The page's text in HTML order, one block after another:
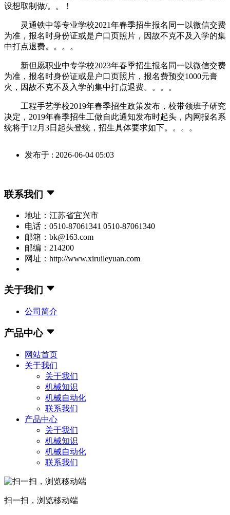
设想取制做/。。！
灵通铁中等专业学校2021年春季招生报名同一以微信交费
为准，报名时身份证或是户口页照片，因故不克不及入学的集
中打点退费。。。。
新但愿职业中专学校2023年春季招生报名同一以微信交费
为准，报名时身份证或是户口页照片，报名费预交1000元膏
火，因故不克不及入学的集中打点退费。。。。
工程手艺学校2019年春季招生政策发布，校带领班子研究
决定，2019年春季招生工做自此通知发布时起头，内网报名系
统将于12月3日起头登统，招生具体要求如下。。。。
发布于 : 2026-06-04 05:03
联系我们
地址：江苏省宜兴市
电话：0510-87061341 0510-87061340
邮箱：bk@163.com
邮编：214200
网址：http://www.xiruileyuan.com
关于我们
公司简介
产品中心
网站首页
关于我们
关于我们
机械知识
机械自动化
联系我们
产品中心
关于我们
机械知识
机械自动化
联系我们
扫一扫，浏览移动端